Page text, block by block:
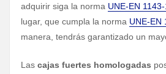
adquirir siga la norma UNE-EN
lugar, que cumpla la norma UNE-EN
manera, tendrás garantizado un
Las cajas fuertes homologadas